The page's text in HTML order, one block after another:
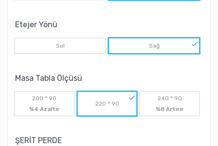
Etejer Yönü
Sol Sağ
Masa Tabla Ölçüsü
200 * 90
%4 Azaltır
220 * 90
240 * 90
%8 Artırır
ŞERİT PERDE